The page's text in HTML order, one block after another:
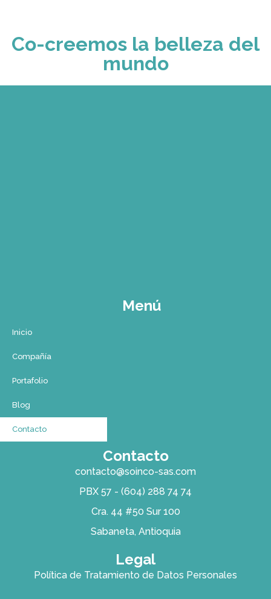
Co-creemos la belleza del
mundo
Menú
Inicio
Compañía
Portafolio
Blog
Contacto
Contacto
contacto@soinco-sas.com
PBX 57 - (604) 288 74 74
Cra. 44 #50 Sur 100
Sabaneta, Antioquia
Legal
Política de Tratamiento de Datos Personales